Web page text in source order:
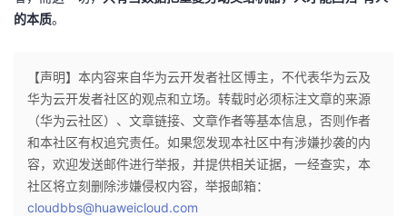
的本质。
【声明】本内容来自华为云开发者社区博主，不代表华为云及
华为云开发者社区的观点和立场。转载时必须标注文章的来源
（华为云社区）、文章链接、文章作者等基本信息，否则作者
和本社区有权追究责任。如果您发现本社区中有涉嫌抄袭的内
容，欢迎发送邮件进行举报，并提供相关证据，一经查实，本
社区将立刻删除涉嫌侵权内容，举报邮箱：
cloudbbs@huaweicloud.com